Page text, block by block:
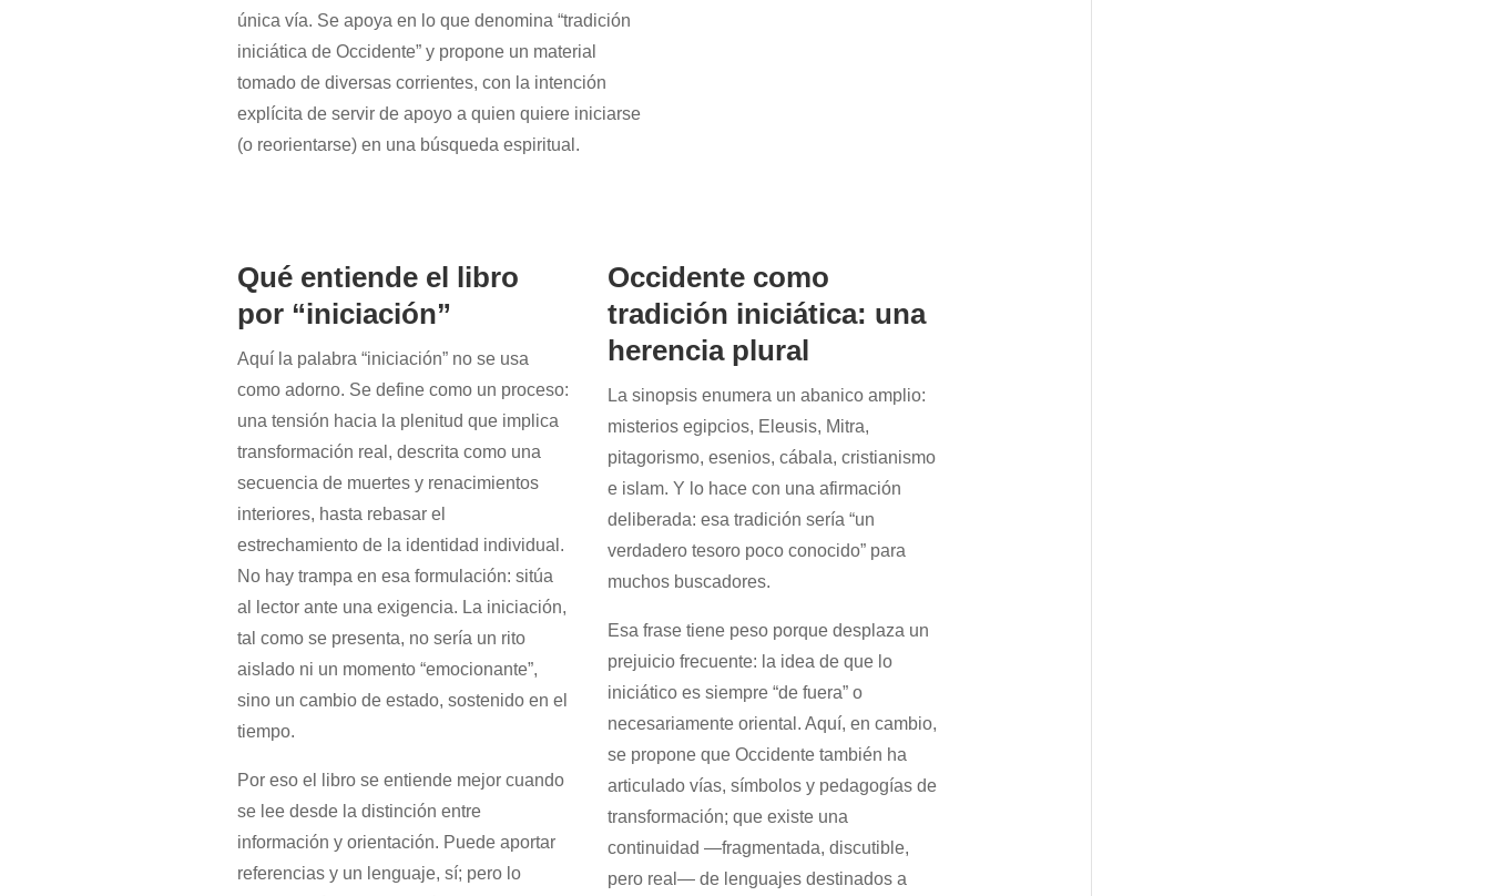
única vía. Se apoya en lo que denomina “tradición
iniciática de Occidente” y propone un material
tomado de diversas corrientes, con la intención
explícita de servir de apoyo a quien quiere iniciarse
(o reorientarse) en una búsqueda espiritual.
Qué entiende el libro
por “iniciación”
Aquí la palabra “iniciación” no se usa
como adorno. Se define como un proceso:
una tensión hacia la plenitud que implica
transformación real, descrita como una
secuencia de muertes y renacimientos
interiores, hasta rebasar el
estrechamiento de la identidad individual.
No hay trampa en esa formulación: sitúa
al lector ante una exigencia. La iniciación,
tal como se presenta, no sería un rito
aislado ni un momento “emocionante”,
sino un cambio de estado, sostenido en el
tiempo.
Por eso el libro se entiende mejor cuando
se lee desde la distinción entre
información y orientación. Puede aportar
referencias y un lenguaje, sí; pero lo
Occidente como
tradición iniciática: una
herencia plural
La sinopsis enumera un abanico amplio:
misterios egipcios, Eleusis, Mitra,
pitagorismo, esenios, cábala, cristianismo
e islam. Y lo hace con una afirmación
deliberada: esa tradición sería “un
verdadero tesoro poco conocido” para
muchos buscadores.
Esa frase tiene peso porque desplaza un
prejuicio frecuente: la idea de que lo
iniciático es siempre “de fuera” o
necesariamente oriental. Aquí, en cambio,
se propone que Occidente también ha
articulado vías, símbolos y pedagogías de
transformación; que existe una
continuidad —fragmentada, discutible,
pero real— de lenguajes destinados a